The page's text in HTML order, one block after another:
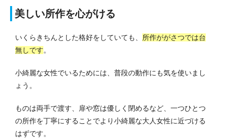
美しい所作を心がける
いくらきちんとした格好をしていても、 所作ががさつでは台
無しです。
小綺麗な女性でいるためには、普段の動作にも気を使いまし
ょう。
ものは両手で渡す、扉や窓は優しく閉めるなど、一つひとつ
の所作を丁寧にすることでより小綺麗な大人女性に近づける
はずです。